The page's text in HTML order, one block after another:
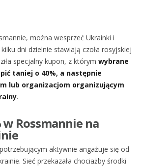
można wesprzeć Ukrainki i
dni dzielnie stawiają czoła rosyjskiej
specjalny kupon, z którym wybrane
taniej o 40%, a następnie
lub organizacjom organizującym
.
w Rossmannie na
aktywnie angażuje się od
Sieć przekazała chociażby środki